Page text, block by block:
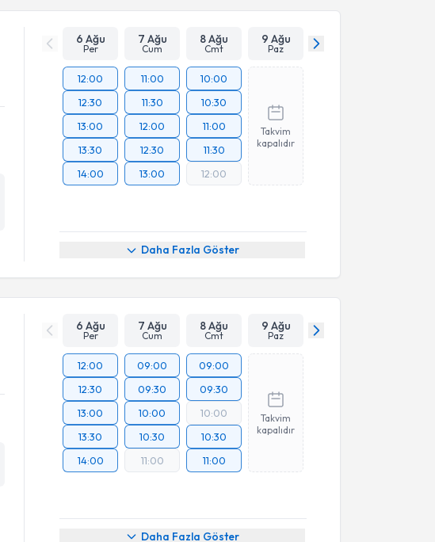
6 Ağu
Per
7 Ağu
Cum
8 Ağu
Cmt
9 Ağu
Paz
12:00
12:30
13:00
13:30
14:00
11:00
11:30
12:00
12:30
13:00
10:00
10:30
11:00
11:30
12:00
Takvim
kapalıdır
Daha Fazla Göster
6 Ağu
Per
7 Ağu
Cum
8 Ağu
Cmt
9 Ağu
Paz
12:00
12:30
13:00
13:30
14:00
09:00
09:30
10:00
10:30
11:00
09:00
09:30
10:00
10:30
11:00
Takvim
kapalıdır
Daha Fazla Göster